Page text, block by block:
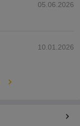
05.06.2026
10.01.2026